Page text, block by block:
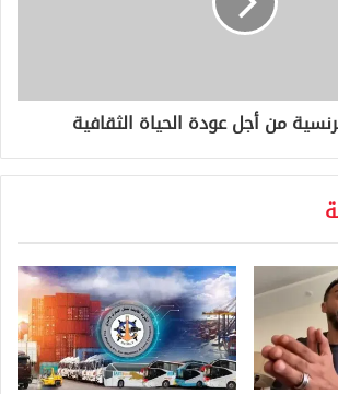
من أجل عودة الحياة الثقافية